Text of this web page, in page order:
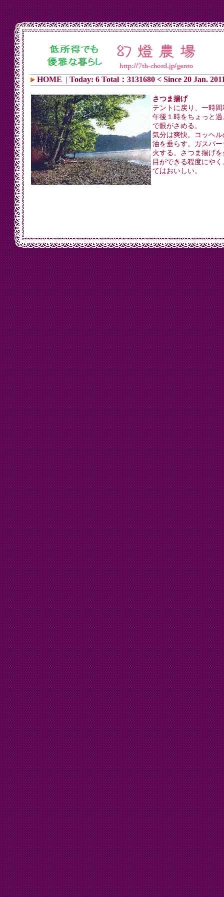
HOME | Today: 6 Total：3131680 < Since 20 Jan.
さつま揚げ
テントに戻り、一時
午後１時をちょっと
で眼がさめる。
気分は爽快。コッヘ
油を垂らす。ガスバ
火する。さつま揚げ
目ができる程度にや
てはおいしい。